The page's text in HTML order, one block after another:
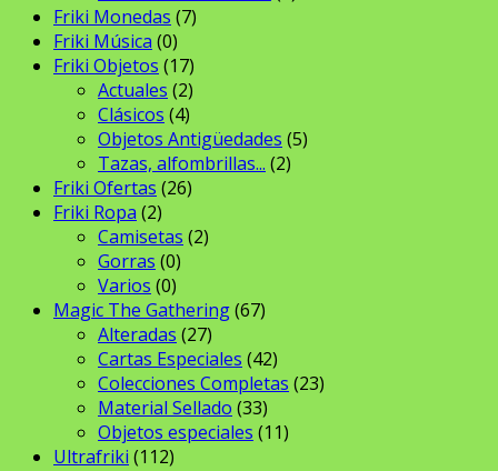
Friki Monedas (7)
Friki Música (0)
Friki Objetos (17)
Actuales (2)
Clásicos (4)
Objetos Antigüedades (5)
Tazas, alfombrillas... (2)
Friki Ofertas (26)
Friki Ropa (2)
Camisetas (2)
Gorras (0)
Varios (0)
Magic The Gathering(67)
Alteradas (27)
Cartas Especiales (42)
Colecciones Completas (23)
Material Sellado (33)
Objetos especiales (11)
Ultrafriki (112)